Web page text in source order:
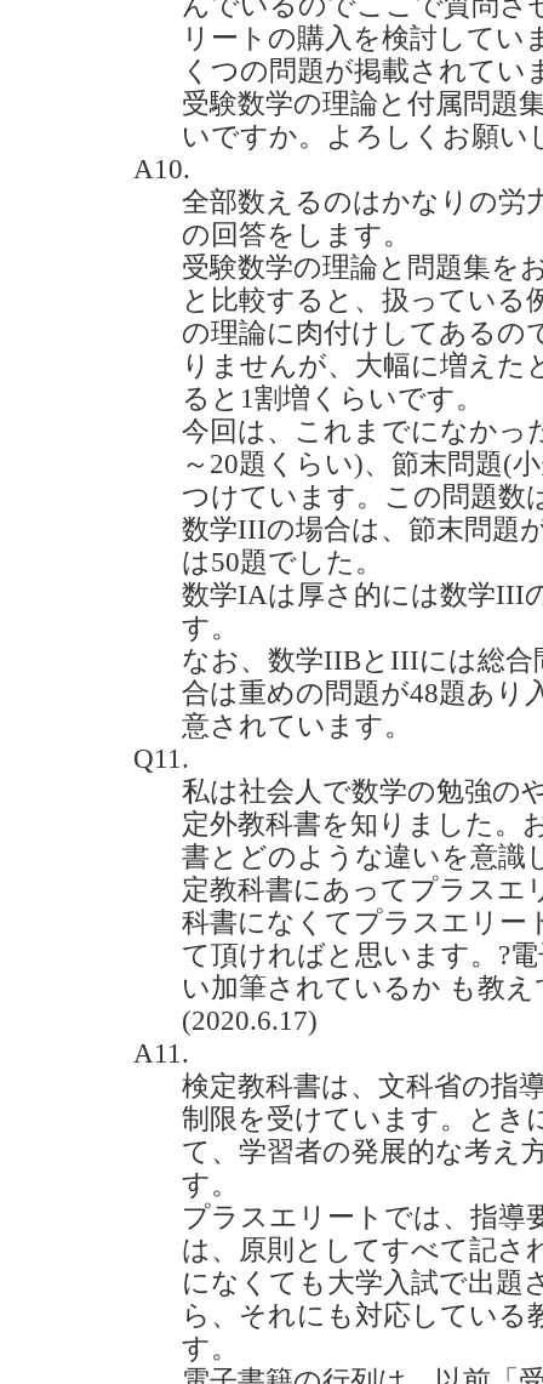
リートの購入を検討してい
くつの問題が掲載されて
受験数学の理論と付属問題
いですか。よろしくお願い
A10.
全部数えるのはかなりの労
の回答をします。
受験数学の理論と問題集を
と比較すると、扱っている
の理論に肉付けしてあるの
りませんが、大幅に増え
ると1割増くらいです。
今回は、これまでになかっ
～20題くらい)、節末問題(
つけています。この問題数
数学IIIの場合は、節末問題
は50題でした。
数学IAは厚さ的には数学III
す。
なお、数学IIBとIIIには総
合は重めの問題が48題あり
意されています。
Q11.
私は社会人で数学の勉強の
定外教科書を知りました。
書とどのような違いを意識
定教科書にあってプラスエ
科書になくてプラスエリー
て頂ければと思います。?
い加筆されているか も教
(2020.6.17)
A11.
検定教科書は、文科省の指
制限を受けています。とき
て、学習者の発展的な考え
す。
プラスエリートでは、指導
は、原則としてすべて記さ
になくても大学入試で出題
ら、それにも対応してい
す。